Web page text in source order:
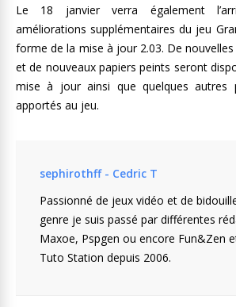
Le 18 janvier verra également
améliorations supplémentaires du jeu
forme de la mise à jour 2.03. De
et de nouveaux papiers peints seront
mise à jour ainsi que quelques autres
apportés au jeu.
sephirothff - Cedric T
Passionné de jeux vidéo et de
genre je suis passé par différentes
Maxoe, Pspgen ou encore Fun&Zen
Tuto Station depuis 2006.